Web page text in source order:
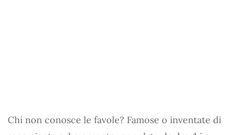
Chi non conosce le favole? Famose o inventate di